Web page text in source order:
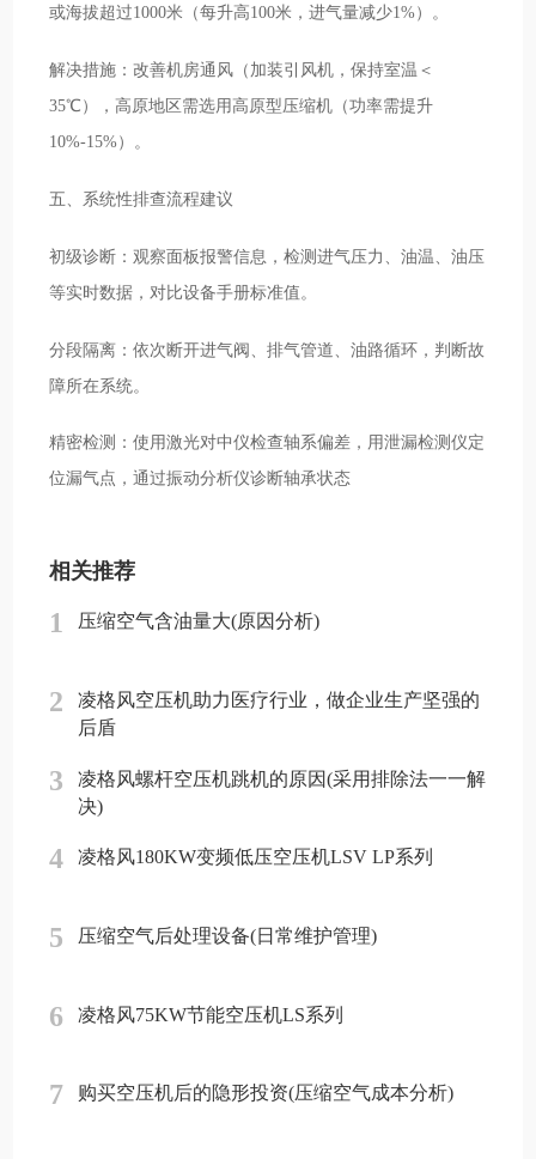
或海拔超过1000米（每升高100米，进气量减少1%）。
解决措施：改善机房通风（加装引风机，保持室温＜
35℃），高原地区需选用高原型压缩机（功率需提升
10%-15%）。
五、系统性排查流程建议
初级诊断：观察面板报警信息，检测进气压力、油温、油压
等实时数据，对比设备手册标准值。
分段隔离：依次断开进气阀、排气管道、油路循环，判断故
障所在系统。
精密检测：使用激光对中仪检查轴系偏差，用泄漏检测仪定
位漏气点，通过振动分析仪诊断轴承状态
相关推荐
1 压缩空气含油量大(原因分析)
2
凌格风空压机助力医疗行业，做企业生产坚强的
后盾
3
凌格风螺杆空压机跳机的原因(采用排除法一一解
决)
4 凌格风180KW变频低压空压机LSV LP系列
5 压缩空气后处理设备(日常维护管理)
6 凌格风75KW节能空压机LS系列
7 购买空压机后的隐形投资(压缩空气成本分析)